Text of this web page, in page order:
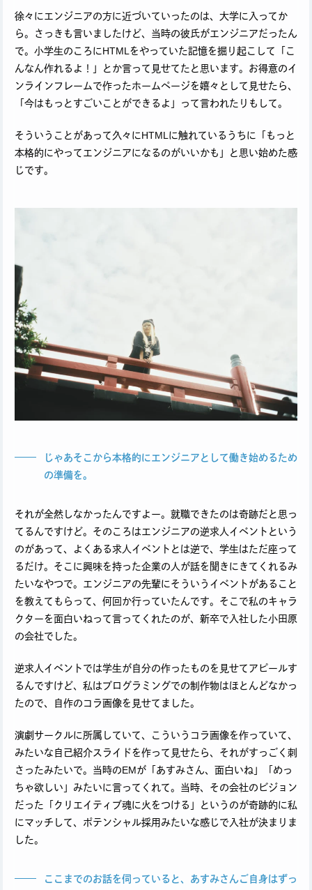
徐々にエンジニアの方に近づいていったのは、大学に入ってか
ら。さっきも言いましたけど、当時の彼氏がエンジニアだったん
で。小学生のころにHTMLをやっていた記憶を掘り起こして「こ
んなん作れるよ！」とか言って見せてたと思います。お得意のイ
ンラインフレームで作ったホームページを嬉々として見せたら、
「今はもっとすごいことができるよ」って言われたりもして。
そういうことがあって久々にHTMLに触れているうちに「もっと
本格的にやってエンジニアになるのがいいかも」と思い始めた感
じです。
じゃあそこから本格的にエンジニアとして働き始めるため
の準備を。
それが全然しなかったんですよー。就職できたのは奇跡だと思っ
てるんですけど。そのころはエンジニアの逆求人イベントという
のがあって、よくある求人イベントとは逆で、学生はただ座って
るだけ。そこに興味を持った企業の人が話を聞きにきてくれるみ
たいなやつで。エンジニアの先輩にそういうイベントがあること
を教えてもらって、何回か行っていたんです。そこで私のキャラ
クターを面白いねって言ってくれたのが、新卒で入社した小田原
の会社でした。
逆求人イベントでは学生が自分の作ったものを見せてアピールす
るんですけど、私はプログラミングでの制作物はほとんどなかっ
たので、自作のコラ画像を見せてました。
演劇サークルに所属していて、こういうコラ画像を作っていて、
みたいな自己紹介スライドを作って見せたら、それがすっごく刺
さったみたいで。当時のEMが「あすみさん、面白いね」「めっ
ちゃ欲しい」みたいに言ってくれて。当時、その会社のビジョン
だった「クリエイティブ魂に火をつける」というのが奇跡的に私
にマッチして、ポテンシャル採用みたいな感じで入社が決まりま
した。
ここまでのお話を伺っていると、あすみさんご自身はずっ